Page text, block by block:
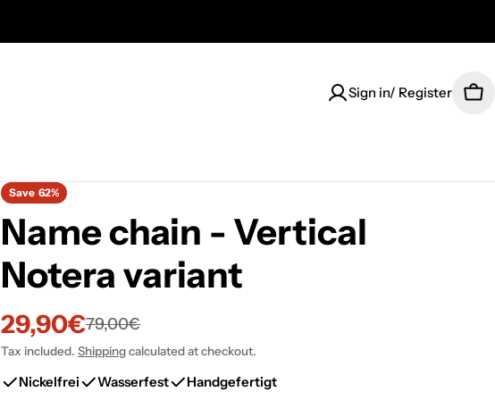
Sign in/ Register
Save 62%
Name chain - Vertical
Notera variant
Sale
price
29,90€
Regular
price
79,00€
Tax included.Shippingcalculated at checkout.
Nickelfrei Wasserfest Handgefertigt